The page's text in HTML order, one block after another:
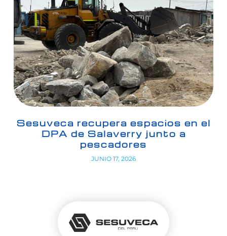
Sesuveca recupera espacios en el
DPA de Salaverry junto a
pescadores
JUNIO 17, 2026